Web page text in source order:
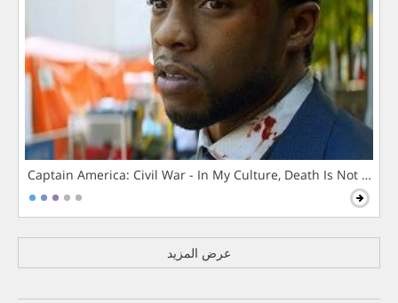
Captain America: Civil War - In My Culture, Death Is Not The
عرض المزيد